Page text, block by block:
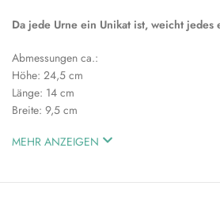
Da jede Urne ein Unikat ist, weicht
Abmessungen ca.:
Höhe: 24,5 cm
Länge: 14 cm
Breite: 9,5 cm
MEHR ANZEIGEN